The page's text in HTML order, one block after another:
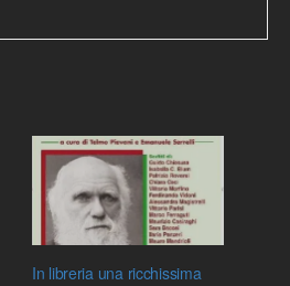
In libreria una ricchissima